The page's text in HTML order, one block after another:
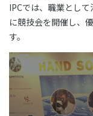
IPCでは、職業とし
に競技会を開催し、
す。